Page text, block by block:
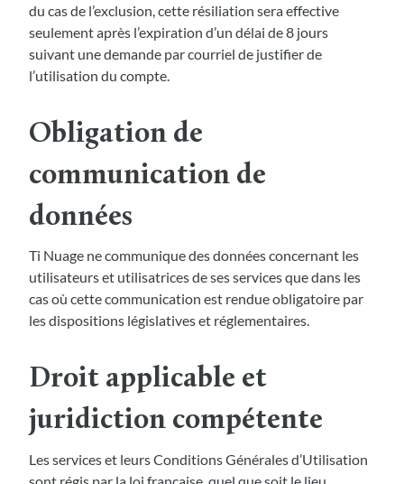
du cas de l’exclusion, cette résiliation sera effective
seulement après l’expiration d’un délai de 8 jours
suivant une demande par courriel de justifier de
l’utilisation du compte.
Obligation de
communication de
données
Ti Nuage ne communique des données concernant les
utilisateurs et utilisatrices de ses services que dans les
cas où cette communication est rendue obligatoire par
les dispositions législatives et réglementaires.
Droit applicable et
juridiction compétente
Les services et leurs Conditions Générales d’Utilisation
sont régis par la loi française, quel que soit le lieu